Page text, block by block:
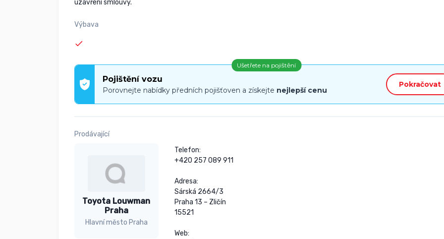
uzavření smlouvy.
Výbava
Ušetřete na pojištění
Pojištění vozu
Porovnejte nabídky předních pojišťoven a získejte nejlepší cenu
Pokračovat
Prodávající
Toyota Louwman
Praha
Hlavní město Praha
Telefon:
+420 257 089 911
Adresa:
Sárská 2664/3
Praha 13 – Zličín
15521
Web: